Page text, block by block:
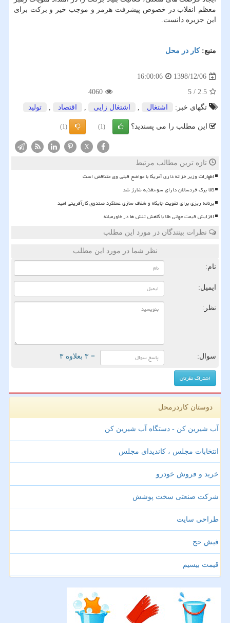
معظم انقلاب در خصوص پیشرفت هرمز و موجب خیر و بركت برای
این جزیره دانست.
منبع:كار در محل
1398/12/06
16:00:06
2.5
/
5
4060
تگهای خبر:
اشتغال , اشتغال زایی , اقتصاد , تولید
این مطلب را می پسندید؟ (1)
(1)
X
تازه ترین مطالب مرتبط
اظهارات وزیر خزانه داری آمریکا با مواضع قبلی وی متناقض است
کالا برگ خردسالان دارای سوءتغذیه شارژ شد
برنامه ریزی برای تقویت جایگاه و شفاف سازی عملکرد صندوق کارآفرینی امید
افزایش قیمت جهانی طلا با کاهش تنش ها در خاورمیانه
نظرات بینندگان در مورد این مطلب
نظر شما در مورد این مطلب
نام:
ایمیل:
نظر:
سوال: = ۳ بعلاوه ۳
دوستان کاردرمحل
آب شیرین کن - دستگاه آب شیرین کن
انتخابات مجلس ، کاندیدای مجلس
خرید و فروش خودرو
شرکت صنعتی سخت پوشش
طراحی سایت
فیش حج
قیمت بیسیم